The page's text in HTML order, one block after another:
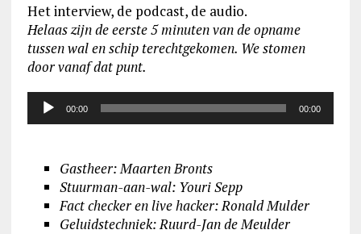
Het interview, de podcast, de audio.
Helaas zijn de eerste 5 minuten van de opname
tussen wal en schip terechtgekomen. We stomen
door vanaf dat punt.
Audiospeler
00:00 00:00
Gastheer: Maarten Bronts
Stuurman-aan-wal: Youri Sepp
Fact checker en live hacker: Ronald Mulder
Geluidstechniek: Ruurd-Jan de Meulder